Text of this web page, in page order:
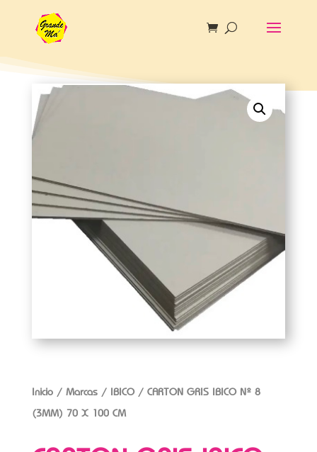
Inicio/ Marcas/ IBICO/ CARTON GRIS IBICO Nº 8
(3MM) 70 X 100 CM